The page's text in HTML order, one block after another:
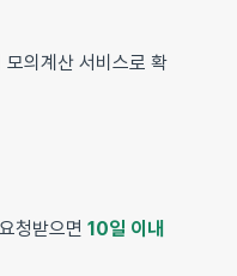
의계산 서비스로 확
청받으면 10일 이내